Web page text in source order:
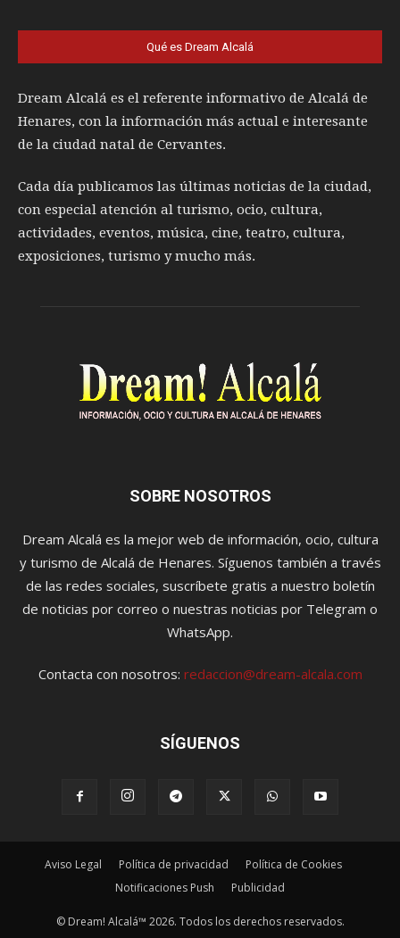
Qué es Dream Alcalá
Dream Alcalá es el referente informativo de Alcalá de
Henares, con la información más actual e interesante
de la ciudad natal de Cervantes.
Cada día publicamos las últimas noticias de la ciudad,
con especial atención al turismo, ocio, cultura,
actividades, eventos, música, cine, teatro, cultura,
exposiciones, turismo y mucho más.
SOBRE NOSOTROS
Dream Alcalá es la mejor web de información, ocio, cultura
y turismo de Alcalá de Henares. Síguenos también a través
de las redes sociales, suscríbete gratis a nuestro boletín
de noticias por correo o nuestras noticias por Telegram o
WhatsApp.
Contacta con nosotros: redaccion@dream-alcala.com
SÍGUENOS
Aviso Legal Política de privacidad
Política de Cookies
Notificaciones Push
Publicidad
© Dream! Alcalá™ 2026. Todos los derechos reservados.